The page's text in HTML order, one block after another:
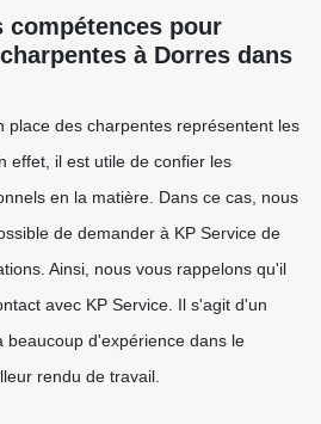
compétences pour
à Dorres dans
place des charpentes représentent les
effet, il est utile de confier les
en la matière. Dans ce cas, nous
de demander à KP Service de
Ainsi, nous vous rappelons qu'il
avec KP Service. Il s'agit d'un
beaucoup d'expérience dans le
rendu de travail.